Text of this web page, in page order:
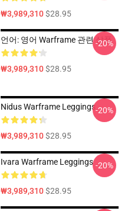
₩3,989,310$28.95
언어: 영어 Warframe 관련 상품
₩3,989,310$28.95
-20%
Nidus Warframe Leggings
₩3,989,310$28.95
-20%
Ivara Warframe Leggings
₩3,989,310$28.95
-20%